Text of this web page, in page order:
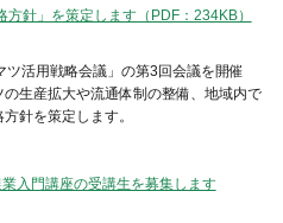
方針」を策定します（PDF：234KB）
活用戦略会議」の第3回会議を開催
生産拡大や流通体制の整備、地域内で
針を策定します。
入門講座の受講生を募集します